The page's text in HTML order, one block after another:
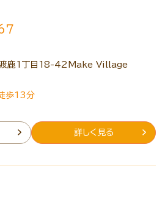
渡鹿1丁目18-42Make Village
徒歩13分
詳しく見る